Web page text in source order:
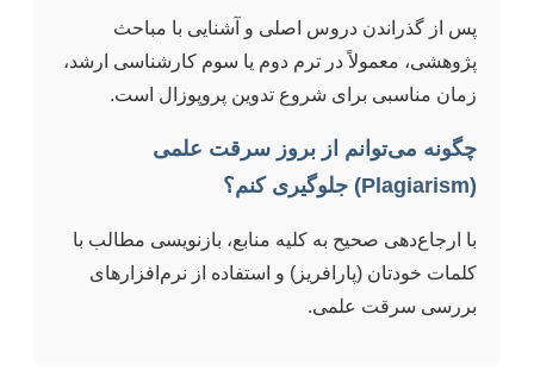
پس از گذراندن دروس اصلی و آشنایی با مباحث
پژوهشی، معمولاً در ترم دوم یا سوم کارشناسی ارشد،
زمان مناسبی برای شروع تدوین پروپوزال است.
چگونه می‌توانم از بروز سرقت علمی
(Plagiarism) جلوگیری کنم؟
با ارجاع‌دهی صحیح به کلیه منابع، بازنویسی مطالب با
کلمات خودتان (پارافریز) و استفاده از نرم‌افزارهای
بررسی سرقت علمی.